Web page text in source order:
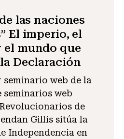
las naciones
El imperio, el
mundo que
Declaración
seminario web de la
seminarios web
de
Gillis sitúa la
Independencia en